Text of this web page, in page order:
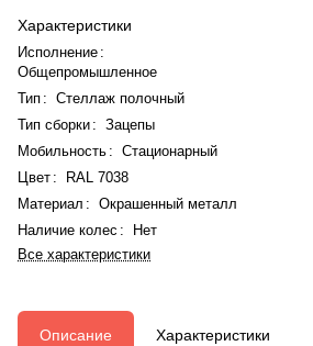
Характеристики
Исполнение :
Общепромышленное
Тип : Стеллаж полочный
Тип сборки: Зацепы
Мобильность : Стационарный
Цвет :
RAL 7038
Материал : Окрашенный металл
Наличие колес :
Нет
Все характеристики
Описание Характеристики